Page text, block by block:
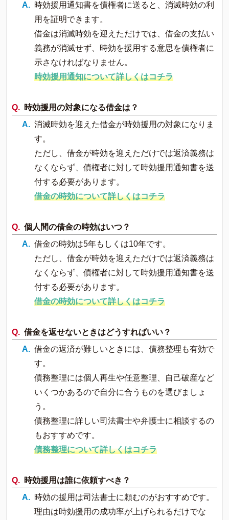
時効援用通知書を債権者に送ると、消滅時効の利
用を証明できます。
借金は消滅時効を迎えただけでは、借金の支払い
義務が消滅せず、時効を援用する意思を債権者に
示さなければなりません。
時効援用通知について詳しくはコチラ
時効援用の対象になる借金は？
消滅時効を迎えた借金が時効援用の対象になりま
す。
ただし、借金が時効を迎えただけでは返済義務は
なくならず、債権者に対して時効援用通知書を送
付する必要があります。
借金の時効について詳しくはコチラ
個人間の借金の時効はいつ？
借金の時効は5年もしくは10年です。
ただし、借金が時効を迎えただけでは返済義務は
なくならず、債権者に対して時効援用通知書を送
付する必要があります。
借金の時効について詳しくはコチラ
借金を返せないときはどうすればいい？
借金の返済が難しいときには、債務整理も有効で
す。
債務整理には個人再生や任意整理、自己破産など
いくつかあるので自分に合うものを選びましょ
う。
債務整理に詳しい司法書士や弁護士に相談するの
もおすすめです。
債務整理について詳しくはコチラ
時効援用は誰に依頼すべき？
時効の援用は司法書士に頼むのがおすすめです。
理由は時効援用の成功率が上げられるだけでな